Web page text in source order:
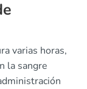
varias horas,
la sangre